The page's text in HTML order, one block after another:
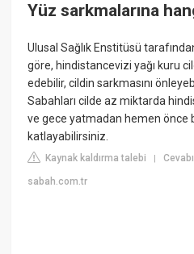
Yüz sarkmalarına
Ulusal Sağlık Enstitüsü
göre, hindistancevizi yağı kuru
edebilir, cildin sarkmasını
Sabahları cilde az miktarda
ve gece yatmadan hemen önce
katlayabilirsiniz.
Kaynak kaldırma talebi |
sabah.com.tr